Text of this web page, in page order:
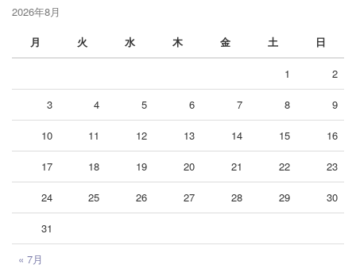
2026年8月
月
火 水 木 金 土 日
« 7月
1 2
3 4 5 6 7 8 9
10 11 12 13 14 15 16
17 18 19 20 21 22 23
24 25 26 27 28 29 30
31